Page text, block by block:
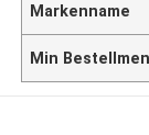
Markenname
Min